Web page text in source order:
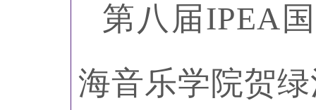
第八届IPEA
海音乐学院贺